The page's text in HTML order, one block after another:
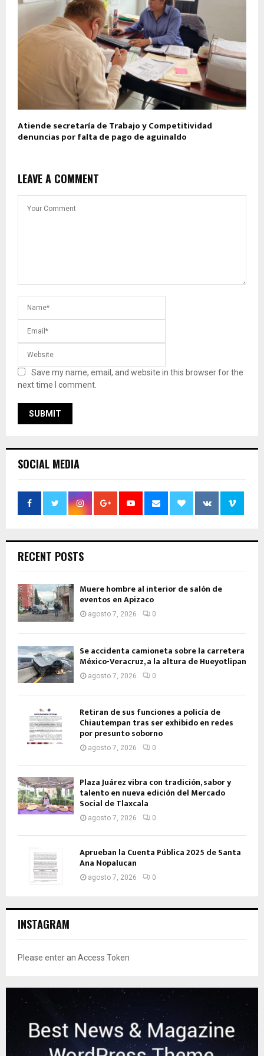
Atiende secretaría de Trabajo y Competitividad
denuncias por falta de pago de aguinaldo
LEAVE A COMMENT
Save my name, email, and website in this browser for the
next time I comment.
SOCIAL MEDIA
RECENT POSTS
Muere hombre al interior de salón de
eventos en Apizaco
agosto 7, 2026 0
Se accidenta camioneta sobre la carretera
México-Veracruz, a la altura de Hueyotlipan
agosto 7, 2026 0
Retiran de sus funciones a policía de
Chiautempan tras ser exhibido en redes
por presunto soborno
agosto 7, 2026 0
Plaza Juárez vibra con tradición, sabor y
talento en nueva edición del Mercado
Social de Tlaxcala
agosto 7, 2026 0
Aprueban la Cuenta Pública 2025 de Santa
Ana Nopalucan
agosto 7, 2026 0
INSTAGRAM
Please enter an Access Token